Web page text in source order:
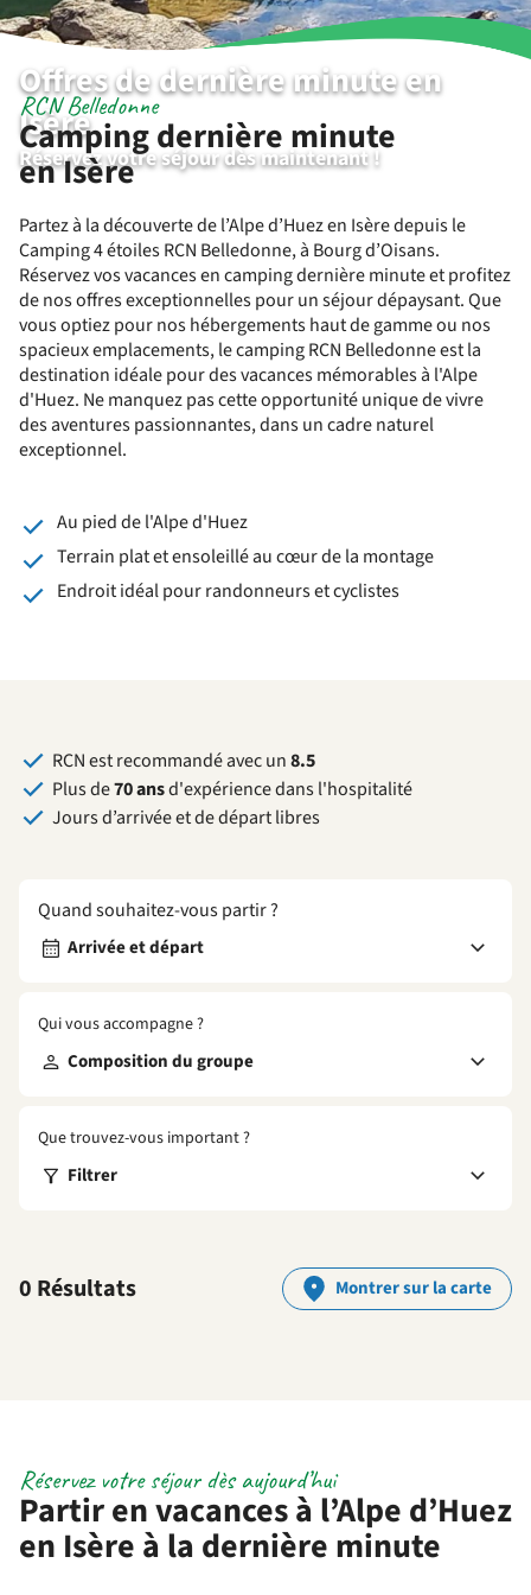
Offres de dernière minute en
Isère
Réservez votre séjour dès maintenant !
Camping dernière minute
en Isère
RCN Belledonne
Partez à la découverte de l’Alpe d’Huez en Isère depuis le
Camping 4 étoiles RCN Belledonne, à Bourg d’Oisans.
Réservez vos vacances en camping dernière minute et profitez
de nos offres exceptionnelles pour un séjour dépaysant. Que
vous optiez pour nos hébergements haut de gamme ou nos
spacieux emplacements, le camping RCN Belledonne est la
destination idéale pour des vacances mémorables à l'Alpe
d'Huez. Ne manquez pas cette opportunité unique de vivre
des aventures passionnantes, dans un cadre naturel
exceptionnel.
Au pied de l'Alpe d'Huez
Terrain plat et ensoleillé au cœur de la montage
Endroit idéal pour randonneurs et cyclistes
RCN est recommandé avec un8.5
Plus de70 ansd'expérience dans l'hospitalité
Jours d’arrivée et de départ libres
Quand souhaitez-vous partir ?
Arrivée et départ
Qui vous accompagne ?
Composition du groupe
Que trouvez-vous important ?
Filtrer
0 Résultats Montrer sur la carte
Partir en vacances à l’Alpe d’Huez
en Isère à la dernière minute
Réservez votre séjour dès aujourd’hui